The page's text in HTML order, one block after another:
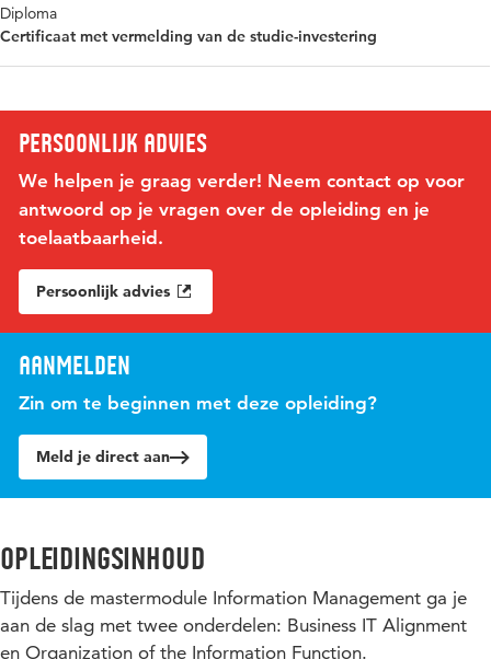
Diploma
Certificaat met vermelding van de studie-investering
Persoonlijk advies
We helpen je graag verder! Neem contact op voor
antwoord op je vragen over de opleiding en je
toelaatbaarheid.
Persoonlijk advies
Aanmelden
Zin om te beginnen met deze opleiding?
Meld je direct aan
Opleidingsinhoud
Tijdens de mastermodule Information Management ga je
aan de slag met twee onderdelen: Business IT Alignment
en Organization of the Information Function.